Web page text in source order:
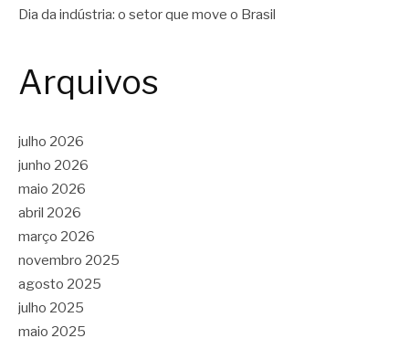
Dia da indústria: o setor que move o Brasil
Arquivos
julho 2026
junho 2026
maio 2026
abril 2026
março 2026
novembro 2025
agosto 2025
julho 2025
maio 2025